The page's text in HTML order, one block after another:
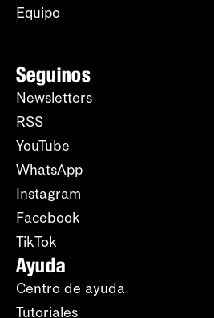
Equipo
Seguinos
Newsletters
RSS
YouTube
WhatsApp
Instagram
Facebook
TikTok
Ayuda
Centro de ayuda
Tutoriales